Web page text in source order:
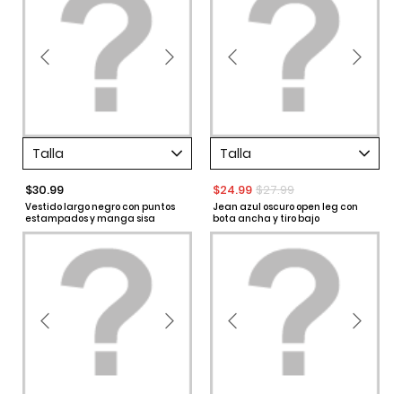
Talla
$30.99
Vestido largo negro con puntos
estampados y manga sisa
Talla
$24.99 $27.99
Jean azul oscuro open leg con
bota ancha y tiro bajo